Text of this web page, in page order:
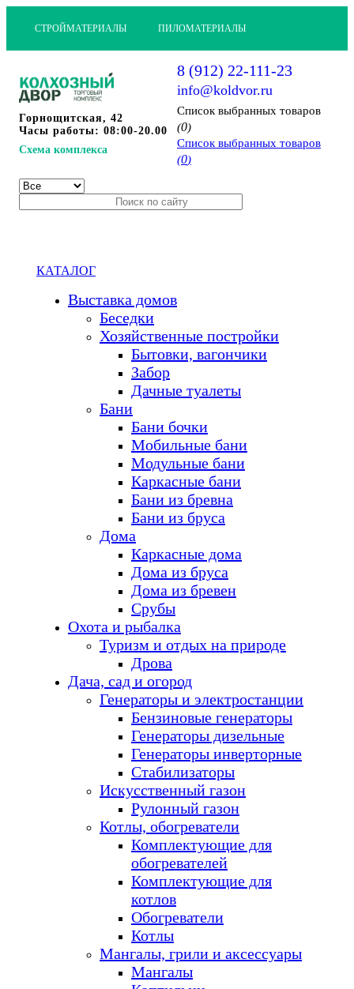
СТРОЙМАТЕРИАЛЫ ПИЛОМАТЕРИАЛЫ
Горнощитская, 42
Часы работы: 08:00-20.00
Схема комплекса
8 (912) 22-111-23
info@koldvor.ru
Cписок выбранных товаров
(0)
Cписок выбранных товаров
(0)
КАТАЛОГ
Выставка домов
Беседки
Хозяйственные постройки
Бытовки, вагончики
Забор
Дачные туалеты
Бани
Бани бочки
Мобильные бани
Модульные бани
Каркасные бани
Бани из бревна
Бани из бруса
Дома
Каркасные дома
Дома из бруса
Дома из бревен
Срубы
Охота и рыбалка
Туризм и отдых на природе
Дрова
Дача, сад и огород
Генераторы и электростанции
Бензиновые генераторы
Генераторы дизельные
Генераторы инверторные
Стабилизаторы
Искусственный газон
Рулонный газон
Котлы, обогреватели
Комплектующие для
обогревателей
Комплектующие для
котлов
Обогреватели
Котлы
Мангалы, грили и аксессуары
Мангалы